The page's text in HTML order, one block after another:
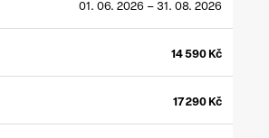
1/2*
CENA
1/1**
01. 06. 2026 – 31. 08. 2026
14 590 Kč
17 290 Kč